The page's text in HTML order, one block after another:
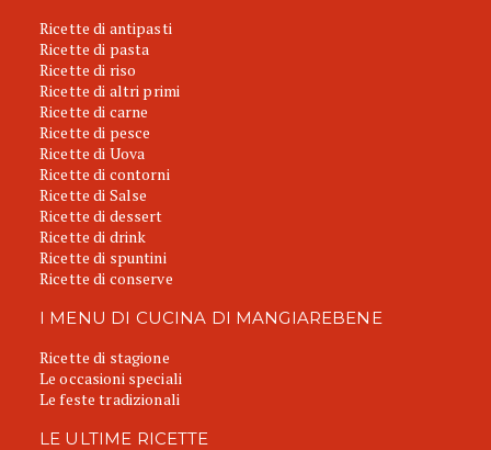
Ricette di antipasti
Ricette di pasta
Ricette di riso
Ricette di altri primi
Ricette di carne
Ricette di pesce
Ricette di Uova
Ricette di contorni
Ricette di Salse
Ricette di dessert
Ricette di drink
Ricette di spuntini
Ricette di conserve
I MENU DI CUCINA DI MANGIAREBENE
Ricette di stagione
Le occasioni speciali
Le feste tradizionali
LE ULTIME RICETTE